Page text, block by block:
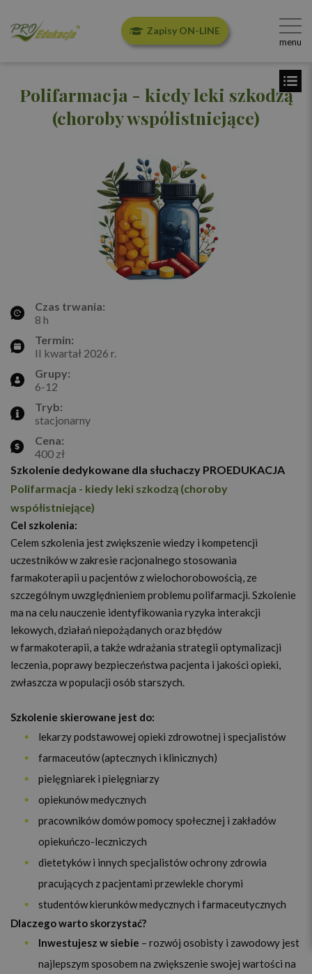
Zapisy ON-LINE
menu
Polifarmacja - kiedy leki szkodzą
(choroby współistniejące)
Czas trwania:
8 h
Termin:
II kwartał 2026 r.
Grupy:
6-12
Tryb:
stacjonarny
Cena:
400 zł
Szkolenie dedykowane dla słuchaczy PROEDUKACJA
Polifarmacja - kiedy leki szkodzą (choroby
współistniejące)
Cel szkolenia:
Celem szkolenia jest zwiększenie wiedzy i kompetencji
uczestników w zakresie racjonalnego stosowania
farmakoterapii u pacjentów z wielochorobowością, ze
szczególnym uwzględnieniem problemu polifarmacji. Szkolenie
ma na celu nauczenie identyfikowania ryzyka interakcji
lekowych, działań niepożądanych oraz błędów
w farmakoterapii, a także wdrażania strategii optymalizacji
leczenia, poprawy bezpieczeństwa pacjenta i jakości opieki,
zwłaszcza w populacji osób starszych.
Szkolenie skierowane jest do:
lekarzy podstawowej opieki zdrowotnej i specjalistów
farmaceutów (aptecznych i klinicznych)
pielęgniarek i pielęgniarzy
opiekunów medycznych
pracowników domów pomocy społecznej i zakładów
opiekuńczo-leczniczych
dietetyków i innych specjalistów ochrony zdrowia
pracujących z pacjentami przewlekle chorymi
studentów kierunków medycznych i farmaceutycznych
Dlaczego warto skorzystać?
Inwestujesz w siebie – rozwój osobisty i zawodowy jest
najlepszym sposobem na zwiększenie swojej wartości na